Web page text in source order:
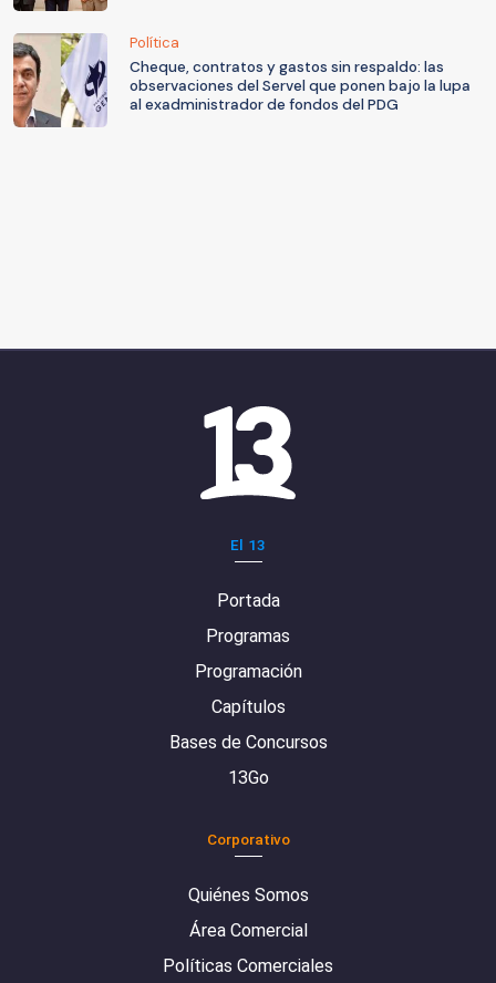
Política
Cheque, contratos y gastos sin respaldo: las
observaciones del Servel que ponen bajo la lupa
al exadministrador de fondos del PDG
El 13
Portada
Programas
Programación
Capítulos
Bases de Concursos
13Go
Corporativo
Quiénes Somos
Área Comercial
Políticas Comerciales